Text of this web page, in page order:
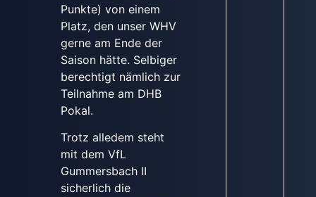
Punkte) von einem
Platz, den unser WHV
gerne am Ende der
Saison hätte. Selbiger
berechtigt nämlich zur
Teilnahme am DHB
Pokal.
Trotz alledem steht
mit dem VfL
Gummersbach II
sicherlich die